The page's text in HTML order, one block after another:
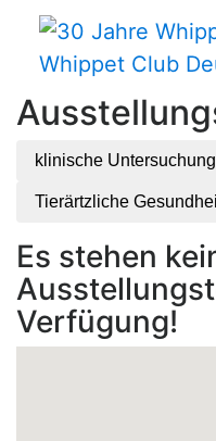
Whippet Club
klinische
Tierärtzliche
Es stehen
Verfügung!